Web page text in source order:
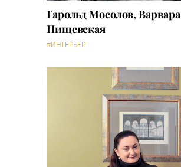
Гарольд Мосолов, Варвара
Пищевская
#ИНТЕРЬЕР